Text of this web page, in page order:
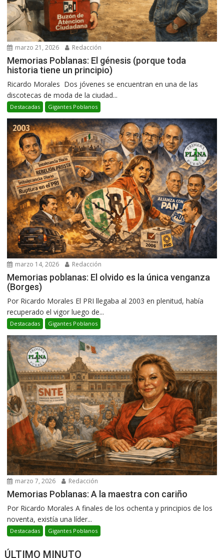
marzo 21, 2026 Redacción
Memorias Poblanas: El génesis (porque toda
historia tiene un principio)
Ricardo Morales Dos jóvenes se encuentran en una de las
discotecas de moda de la ciudad...
Destacadas Gigantes Poblanos
marzo 14, 2026 Redacción
Memorias poblanas: El olvido es la única venganza
(Borges)
Por Ricardo Morales El PRI llegaba al 2003 en plenitud, había
recuperado el vigor luego de...
Destacadas Gigantes Poblanos
marzo 7, 2026 Redacción
Memorias Poblanas: A la maestra con cariño
Por Ricardo Morales A finales de los ochenta y principios de los
noventa, existía una líder...
Destacadas Gigantes Poblanos
ÚLTIMO MINUTO